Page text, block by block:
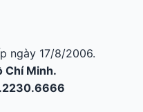
ngày 17/8/2006.
Chí Minh.